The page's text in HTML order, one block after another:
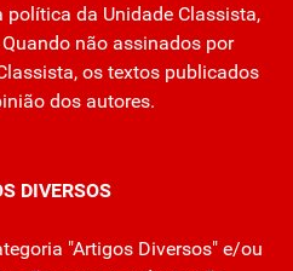
da Unidade Classista,
não assinados por
os textos publicados
dos autores.
DIVERSOS
"Artigos Diversos" e/ou